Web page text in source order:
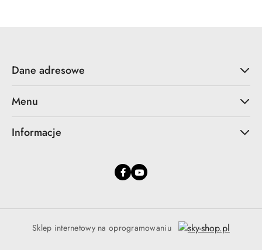
Dane adresowe
Menu
Informacje
Sklep internetowy na oprogramowaniu